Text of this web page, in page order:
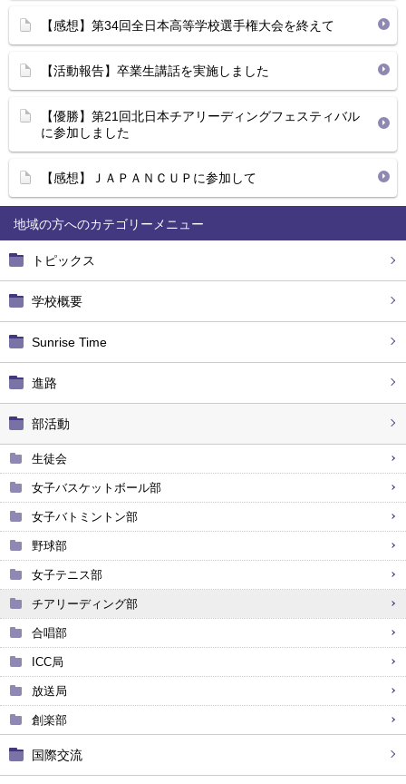
地域の方へ
トピックス
学校概要
Sunrise Time
進路
部活動
生徒会
女子バスケットボール部
女子バトミントン部
野球部
女子テニス部
チアリーディング部
合唱部
ICC局
放送局
創楽部
国際交流
【感想】第34回全日本高等学校選手権大会を終えて
【活動報告】卒業生講話を実施しました
【優勝】第21回北日本チアリーディングフェスティバル
に参加しました
【感想】ＪＡＰＡＮＣＵＰに参加して